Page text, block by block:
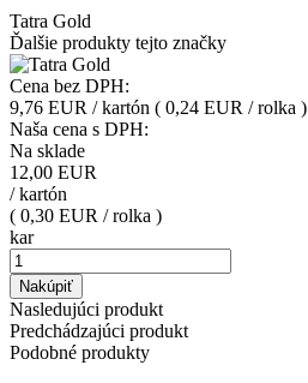
Tatra Gold
Ďalšie produkty tejto značky
Cena bez DPH:
9,76 EUR / kartón ( 0,24 EUR / rolka )
Naša cena s DPH:
Na sklade
12,00 EUR
/kartón
( 0,30 EUR / rolka )
kar
Nakúpiť
Nasledujúci produkt
Predchádzajúci produkt
Podobné produkty